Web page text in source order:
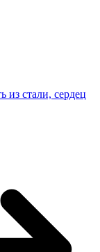
из стали, сердец